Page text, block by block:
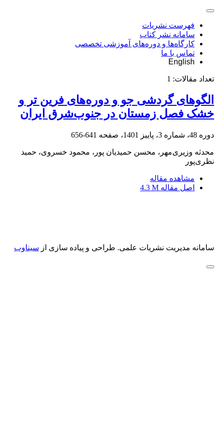
فهرست نشریات
سامانه نشر کتاب
کارگاه‌ها و دوره‌های آموزشی تخصصی
تماس با ما
English
تعداد مقالات: 1
الگوهای گردشی جو و دوره‌های فرین تر و
خشک فصل زمستان در جنوب‌شرق ایران
دوره 48، شماره 3، پاییز 1401، صفحه 641-656
محدثه وزیری‌مهر، محسن حمیدیان پور، محمود خسروی، حمید
نظری‌پور
مشاهده مقاله
اصل مقاله 4.3 M
سامانه مدیریت نشریات علمی. طراحی و پیاده سازی از سیناوب